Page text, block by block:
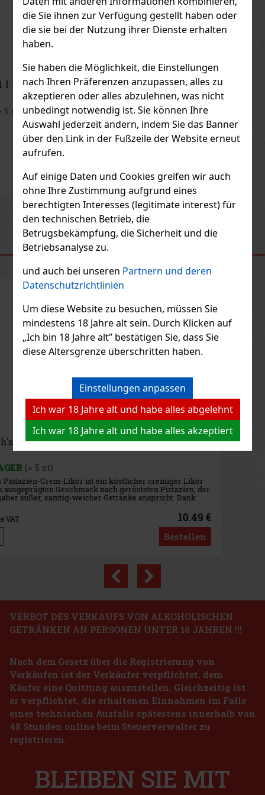
die Sie ihnen zur Verfügung gestellt haben oder
die sie bei der Nutzung ihrer Dienste erhalten
haben.
Sie haben die Möglichkeit, die Einstellungen
nach Ihren Präferenzen anzupassen, alles zu
akzeptieren oder alles abzulehnen, was nicht
unbedingt notwendig ist. Sie können Ihre
Auswahl jederzeit ändern, indem Sie das Banner
über den Link in der Fußzeile der Website erneut
aufrufen.
Auf einige Daten und Cookies greifen wir auch
ohne Ihre Zustimmung aufgrund eines
berechtigten Interesses (legitimate interest) für
den technischen Betrieb, die
Betrugsbekämpfung, die Sicherheit und die
Betriebsanalyse zu.
und auch bei unseren Partnern und deren
Datenschutzrichtlinien
Um diese Website zu besuchen, müssen Sie
mindestens 18 Jahre alt sein. Durch Klicken auf
„Ich bin 18 Jahre alt” bestätigen Sie, dass Sie
diese Altersgrenze überschritten haben.
Einstellungen anpassen
Ich war 18 Jahre alt und habe alles abgelehnt
Ich war 18 Jahre alt und habe alles akzeptiert
Fernet Stock Blood Orange 1 l 27%
AUF LAGER(> 5 st)
Bestellen
Fernet Stock Lime 1 l 27%
(> 5 st)
17.99 €
Božkov Republica Mango 0,7 l 20%
AUF LAGER(> 5 st)
10.74€ ohne VAT 12.99 €
Bestellen
Neu
Previous
EMPFOHLENE PRODUKTE
Aktion
Pircher Amaro from the Alps 0,7l 30%
AUF LAGER
Pircher Amaro from the Alps ist ein Kräuterlikör, der die Essenz
der Alpen und eine jahrhundertelange Tradition einfängt.
Hergestellt aus den besten Zutaten und nach traditionellen
Rezepten, bietet dieser Likör einen einzigartigen Geschmack und
ein A
14.45
Horvath's Schoko-Kirschen-Cream Likör 15% 0,7 l
AUF LAGER
verbindet. Das Ergebnis ist ein süßes, weiches und angenehm
dessertartiges Getränk, das alle Liebhaber von Cremelikören un
Previous
VERBOT DES VERKAUFS VON ALKOHOLISCHEN
GETRÄNKEN AN PERSONEN UNTER 18 JAHREN !!!
Nach dem Gesetz über die Registrierung von
Verkäufen ist der Verkäufer verpflichtet, dem
Käufer eine Quittung auszustellen. Gleichzeitig ist
er verpflichtet, die erhaltenen Einnahmen im Falle
eines technischen Ausfalls spätestens innerhalb von
48 Stunden online beim Steuerverwalter zu
registrieren.
BLEIBEN SIE MIT